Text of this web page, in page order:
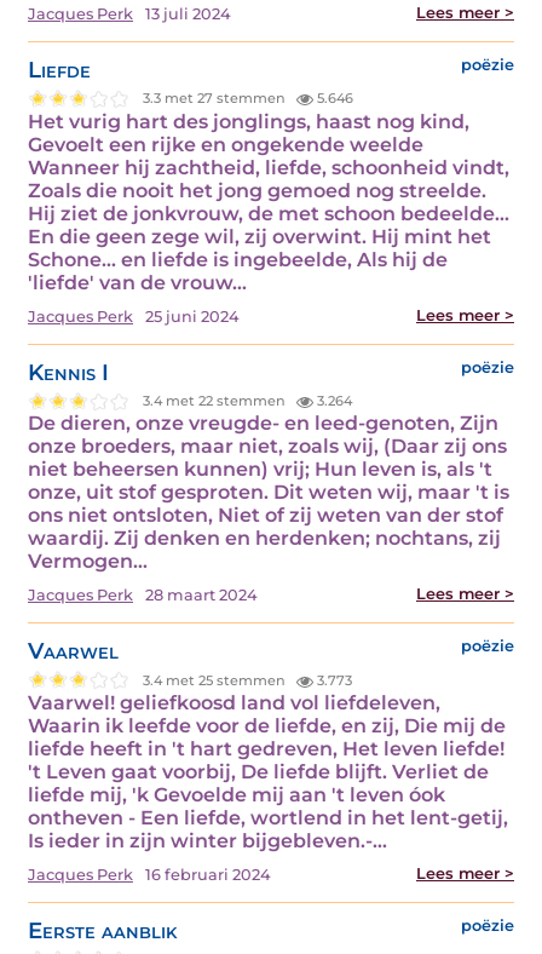
Jacques Perk 13 juli 2024 Lees meer >
Liefde poëzie
3.3 met 27 stemmen 5.646
Het vurig hart des jonglings, haast nog kind,
Gevoelt een rijke en ongekende weelde
Wanneer hij zachtheid, liefde, schoonheid vindt,
Zoals die nooit het jong gemoed nog streelde.
Hij ziet de jonkvrouw, de met schoon bedeelde...
En die geen zege wil, zij overwint. Hij mint het
Schone... en liefde is ingebeelde, Als hij de
'liefde' van de vrouw…
Jacques Perk 25 juni 2024 Lees meer >
Kennis I poëzie
3.4 met 22 stemmen 3.264
De dieren, onze vreugde- en leed-genoten, Zijn
onze broeders, maar niet, zoals wij, (Daar zij ons
niet beheersen kunnen) vrij; Hun leven is, als 't
onze, uit stof gesproten. Dit weten wij, maar 't is
ons niet ontsloten, Niet of zij weten van der stof
waardij. Zij denken en herdenken; nochtans, zij
Vermogen…
Jacques Perk 28 maart 2024 Lees meer >
Vaarwel poëzie
3.4 met 25 stemmen 3.773
Vaarwel! geliefkoosd land vol liefdeleven,
Waarin ik leefde voor de liefde, en zij, Die mij de
liefde heeft in 't hart gedreven, Het leven liefde!
't Leven gaat voorbij, De liefde blijft. Verliet de
liefde mij, 'k Gevoelde mij aan 't leven óok
ontheven - Een liefde, wortlend in het lent-getij,
Is ieder in zijn winter bijgebleven.-…
Jacques Perk 16 februari 2024 Lees meer >
Eerste aanblik poëzie